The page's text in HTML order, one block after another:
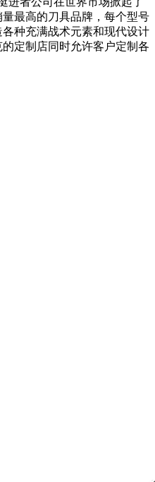
最高的刀具品牌，每个型号
种充满战术元素和现代设计
定制店同时允许客户定制各